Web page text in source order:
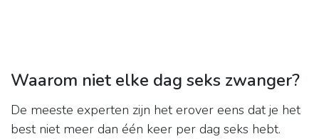
Waarom niet elke dag seks zwanger?
De meeste experten zijn het erover eens dat je het
best niet meer dan één keer per dag seks hebt.